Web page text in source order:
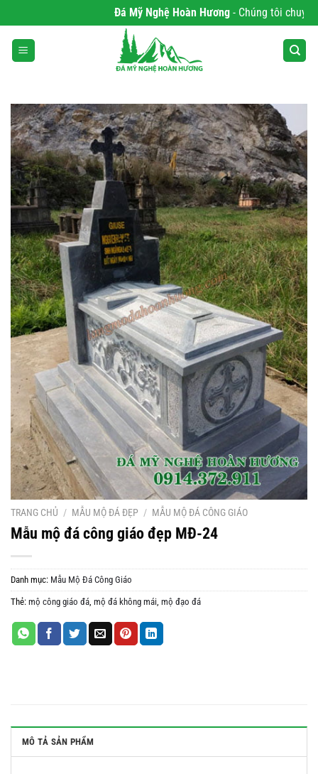
qua
nội
dung
Đá Mỹ Nghệ Hoàn Hương- Chúng tôi chuyên
TRANG CHỦ / MẪU MỘ ĐÁ ĐẸP / MẪU MỘ ĐÁ CÔNG GIÁO
Mẫu mộ đá công giáo đẹp MĐ-24
Danh mục: Mẫu Mộ Đá Công Giáo
Thẻ: mộ công giáo đá, mộ đá không mái, mộ đạo đá
MÔ TẢ SẢN PHẨM